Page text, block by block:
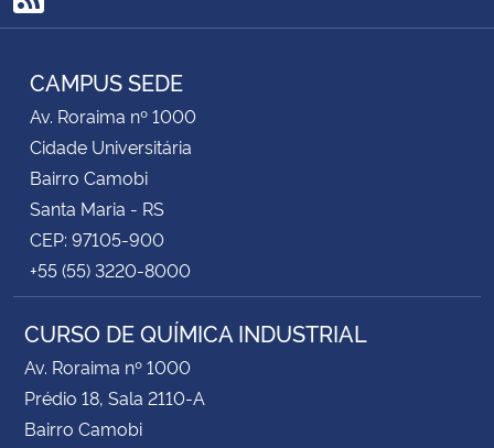
RSS
CAMPUS SEDE
Av. Roraima nº 1000
Cidade Universitária
Bairro Camobi
Santa Maria - RS
CEP: 97105-900
+55 (55) 3220-8000
CURSO DE QUÍMICA INDUSTRIAL
Av. Roraima nº 1000
Prédio 18, Sala 2110-A
Bairro Camobi